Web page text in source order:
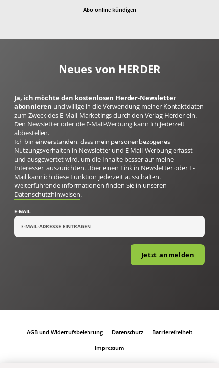
Abo online kündigen
Neues von HERDER
Ja, ich möchte den kostenlosen Herder-Newsletter
abonnieren und willige in die Verwendung meiner Kontaktdaten
zum Zweck des E-Mail-Marketings durch den Verlag Herder ein.
Den Newsletter oder die E-Mail-Werbung kann ich jederzeit
abbestellen.
Ich bin einverstanden, dass mein personenbezogenes
Nutzungsverhalten in Newsletter und E-Mail-Werbung erfasst
und ausgewertet wird, um die Inhalte besser auf meine
Interessen auszurichten. Über einen Link in Newsletter oder E-
Mail kann ich diese Funktion jederzeit ausschalten.
Weiterführende Informationen finden Sie in unseren
Datenschutzhinweisen.
E-MAIL
Jetzt anmelden
AGB und Widerrufsbelehrung Datenschutz Barrierefreiheit
Impressum